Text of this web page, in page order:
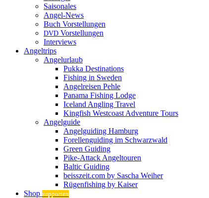
Saisonales
Angel-News
Buch Vorstellungen
DVD Vorstellungen
Interviews
Angeltrips
Angelurlaub
Pukka Destinations
Fishing in Sweden
Angelreisen Pehle
Panama Fishing Lodge
Iceland Angling Travel
Kingfish Westcoast Adventure Tours
Angelguide
Angelguiding Hamburg
Forellenguiding im Schwarzwald
Green Guiding
Pike-Attack Angeltouren
Baltic Guiding
beisszeit.com by Sascha Weiher
Rügenfishing by Kaiser
Shop supporten